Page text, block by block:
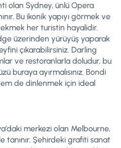
olan Sydney, ünlü Opera
Bu ikonik yapıyı görmek ve
her turistin hayalidir.
üzerinden yürüyüş yaparak
çıkarabilirsiniz. Darling
ve restoranlarla doludur, bu
buraya ayırmalısınız. Bondi
de dinlenmek için ideal
merkezi olan Melbourne,
tanınır. Şehirdeki grafiti sanat